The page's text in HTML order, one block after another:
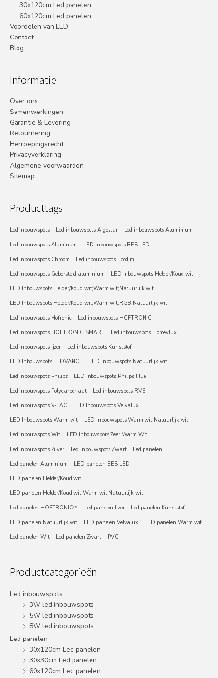
30x120cm Led panelen
60x120cm Led panelen
Voordelen van LED
Contact
Blog
Informatie
Over ons
Samenwerkingen
Garantie & Levering
Retournering
Herroepingsrecht
Privacyverklaring
Algemene voorwaarden
Sitemap
Producttags
Led inbouwspots Led inbouwspots Aigostar
Led inbouwspots Aluminium
Led inbouwspots Aluminum
LED Inbouwspots BES LED
Led inbouwspots Chroom
Led inbouwspots Ecodim
Led inbouwspots Geborsteld aluminium
LED Inbouwspots Helder/Koud wit
LED Inbouwspots Helder/Koud wit;Warm wit;Natuurlijk wit
LED Inbouwspots Helder/Koud wit;Warm wit;RGB;Natuurlijk wit
Led inbouwspots Hofronic
Led inbouwspots HOFTRONIC
Led inbouwspots HOFTRONIC SMART
Led inbouwspots Homeylux
Led inbouwspots Ijzer
Led inbouwspots Kunststof
LED Inbouwspots LEDVANCE
LED Inbouwspots Natuurlijk wit
Led inbouwspots Philips
LED Inbouwspots Philips Hue
Led inbouwspots Polycarbonaat
Led inbouwspots RVS
Led inbouwspots V-TAC
LED Inbouwspots Velvalux
LED Inbouwspots Warm wit
LED Inbouwspots Warm wit;Natuurlijk wit
Led inbouwspots Wit
LED Inbouwspots Zeer Warm Wit
Led inbouwspots Zilver
Led inbouwspots Zwart
Led panelen
Led panelen Aluminium
LED panelen BES LED
LED panelen Helder/Koud wit
LED panelen Helder/Koud wit;Warm wit;Natuurlijk wit
Led panelen HOFTRONIC™
Led panelen Ijzer
Led panelen Kunststof
LED panelen Natuurlijk wit
LED panelen Velvalux
LED panelen Warm wit
Led panelen Wit
Led panelen Zwart PVC
Productcategorieën
Led inbouwspots
3W led inbouwspots
5W led inbouwspots
8W led inbouwspots
Led panelen
30x120cm Led panelen
30x30cm Led panelen
60x120cm Led panelen